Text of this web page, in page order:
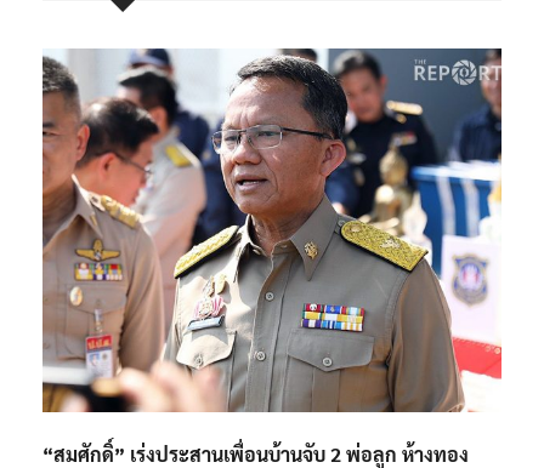
“สมศักดิ์” เร่งประสานเพื่อนบ้านจับ 2 พ่อลูก ห้างทอง